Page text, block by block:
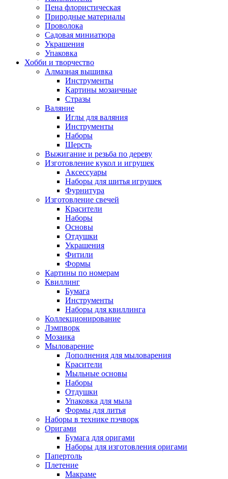
Пена флористическая
Природные материалы
Проволока
Садовая миниатюра
Украшения
Упаковка
Хобби и творчество
Алмазная вышивка
Инструменты
Картины мозаичные
Стразы
Валяние
Иглы для валяния
Инструменты
Наборы
Шерсть
Выжигание и резьба по дереву
Изготовление кукол и игрушек
Аксессуары
Наборы для шитья игрушек
Фурнитура
Изготовление свечей
Красители
Наборы
Основы
Отдушки
Украшения
Фитили
Формы
Картины по номерам
Квиллинг
Бумага
Инструменты
Наборы для квиллинга
Коллекционирование
Лэмпворк
Мозаика
Мыловарение
Дополнения для мыловарения
Красители
Мыльные основы
Наборы
Отдушки
Упаковка для мыла
Формы для литья
Наборы в технике пэчворк
Оригами
Бумага для оригами
Наборы для изготовления оригами
Папертоль
Плетение
Макраме